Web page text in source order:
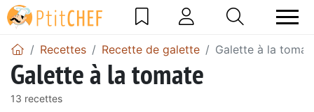
Recettes Recette de galette Galette à la
Galette à la tomate
13 recettes